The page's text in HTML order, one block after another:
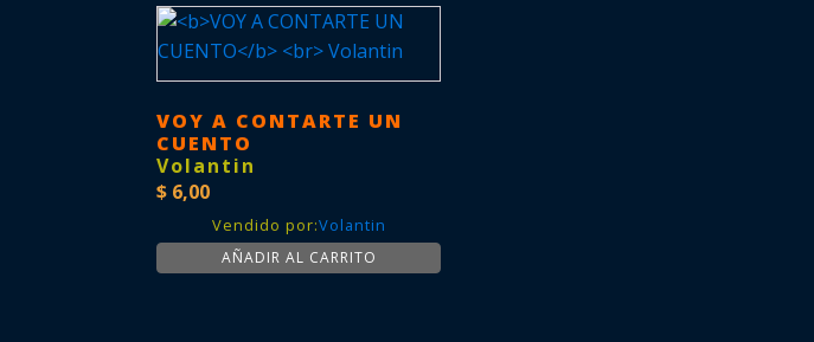
VOY A CONTARTE UN
CUENTO
Volantin
$ 6,00
Vendido por:Volantin
AÑADIR AL CARRITO